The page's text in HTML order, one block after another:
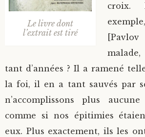
Le livre dont
l’extrait est tiré
croix.
tant d’années ? Il a ramené
la foi, il en a tant sauvés par
n’accomplissons plus
comme si nos épitimies
eux. Plus exactement, ils les